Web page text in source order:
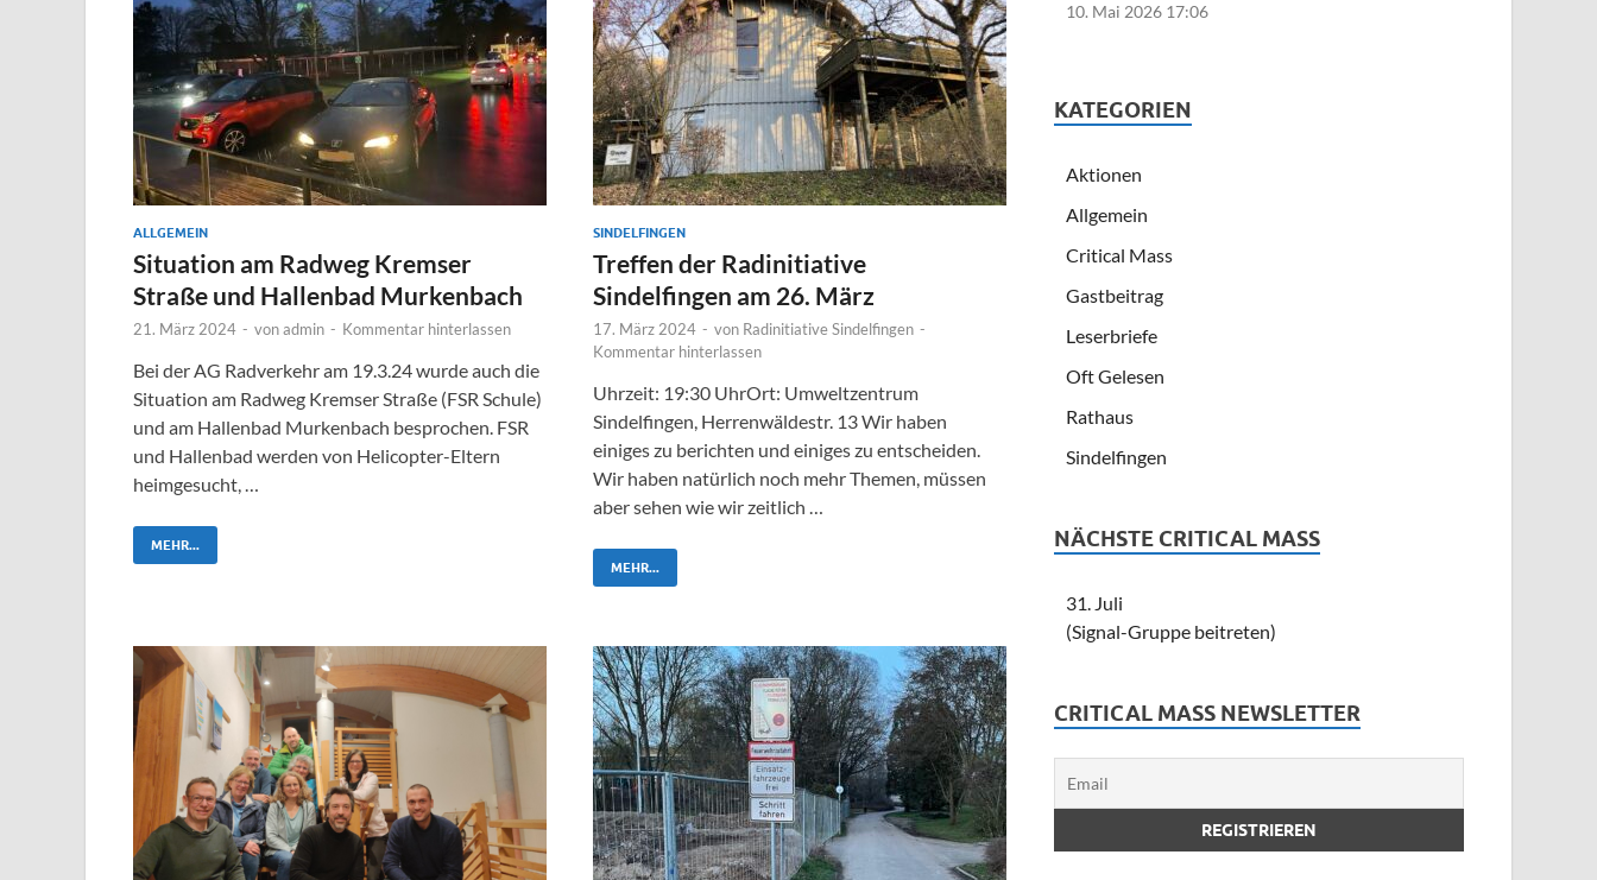
ALLGEMEIN
Situation am Radweg Kremser
Straße und Hallenbad Murkenbach
21. März 2024 - vonadmin - Kommentar hinterlassen
Bei der AG Radverkehr am 19.3.24 wurde auch die
Situation am Radweg Kremser Straße (FSR Schule)
und am Hallenbad Murkenbach besprochen. FSR
und Hallenbad werden von Helicopter-Eltern
heimgesucht, …
MEHR...
SINDELFINGEN
Treffen der Radinitiative
Sindelfingen am 26. März
17. März 2024 - von Radinitiative Sindelfingen -
Kommentar hinterlassen
Uhrzeit: 19:30 UhrOrt: Umweltzentrum
Sindelfingen, Herrenwäldestr. 13 Wir haben
einiges zu berichten und einiges zu entscheiden.
Wir haben natürlich noch mehr Themen, müssen
aber sehen wie wir zeitlich …
MEHR...
10. Mai 2026 17:06
KATEGORIEN
Aktionen
Allgemein
Critical Mass
Gastbeitrag
Leserbriefe
Oft Gelesen
Rathaus
Sindelfingen
NÄCHSTE CRITICAL MASS
31. Juli
(Signal-Gruppe beitreten)
CRITICAL MASS NEWSLETTER